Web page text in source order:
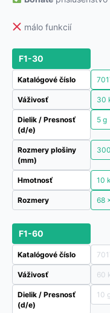
málo funkcií
F1-30
Katalógové číslo
Váživosť 30
Dielik / Presnosť
(d/e)
5 g
Rozmery plošiny
(mm)
Hmotnosť 10
Rozmery 68
F1-60
Katalógové číslo
Váživosť 60
Dielik / Presnosť
(d/e)
10 g